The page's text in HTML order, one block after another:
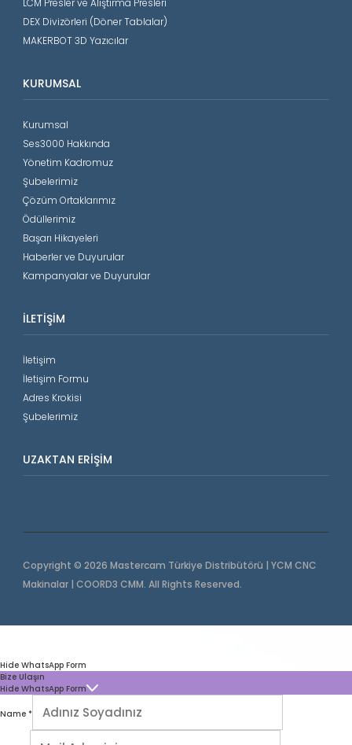
DEX Divizörleri (Döner Tablalar)
MAKERBOT 3D Yazıcılar
KURUMSAL
Kurumsal
Ses3000 Hakkında
Yönetim Kadromuz
Şubelerimiz
Çözüm Ortaklarımız
Ödüllerimiz
Başarı Hikayeleri
Haberler ve Duyurular
Kampanyalar ve Duyurular
İLETIŞIM
İletişim
İletişim Formu
Adres Krokisi
Şubelerimiz
UZAKTAN ERIŞIM
Copyright © 2026 Mastercam Türkiye Distribütörü | YCM CNC
Makinalar | COORD3 CMM. All Rights Reserved.
Hide WhatsApp Form
Bize Ulaşın
Hide WhatsApp Form
Name *